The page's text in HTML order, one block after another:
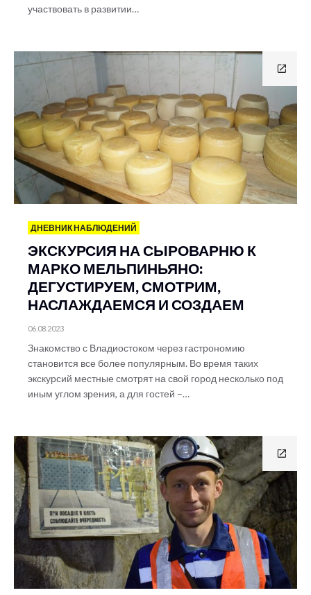
участвовать в развитии…
ДНЕВНИК НАБЛЮДЕНИЙ
ЭКСКУРСИЯ НА СЫРОВАРНЮ К
МАРКО МЕЛЬПИНЬЯНО:
ДЕГУСТИРУЕМ, СМОТРИМ,
НАСЛАЖДАЕМСЯ И СОЗДАЕМ
06.08.2023
Знакомство с Владиостоком через гастрономию
становится все более популярным. Во время таких
экскурсий местные смотрят на свой город несколько под
иным углом зрения, а для гостей –…